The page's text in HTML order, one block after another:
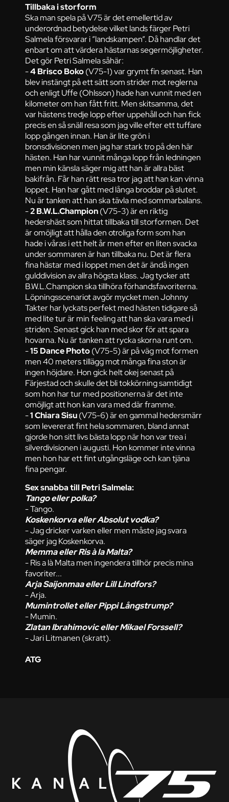
Tillbaka i storform
Ska man spela på V75 är det emellertid av
underordnad betydelse vilket lands färger Petri
Salmela försvarar i ”landskampen”. Då handlar det
enbart om att värdera hästarnas segermöjligheter.
Det gör Petri Salmela såhär:
-4 Brisco Boko(V75-1) var grymt fin senast. Han
blev instängt på ett sätt som strider mot reglerna
och enligt Uffe (Ohlsson) hade han vunnit med en
kilometer om han fått fritt. Men skitsamma, det
var hästens tredje lopp efter uppehåll och han fick
precis en så snäll resa som jag ville efter ett tuffare
lopp gången innan. Han är lite grön i
bronsdivisionen men jag har stark tro på den här
hästen. Han har vunnit många lopp från ledningen
men min känsla säger mig att han är allra bäst
bakifrån. Får han rätt resa tror jag att han kan vinna
loppet. Han har gått med långa broddar på slutet.
Nu är tanken att han ska tävla med sommarbalans.
-2 B.W.L.Champion(V75-3) är en riktig
hedershäst som hittat tillbaka till storformen. Det
är omöjligt att hålla den otroliga form som han
hade i våras i ett helt år men efter en liten svacka
under sommaren är han tillbaka nu. Det är flera
fina hästar med i loppet men det är ändå ingen
gulddivision av allra högsta klass. Jag tycker att
B.W.L.Champion ska tillhöra förhandsfavoriterna.
Löpningsscenariot avgör mycket men Johnny
Takter har lyckats perfekt med hästen tidigare så
med lite tur är min feeling att han ska vara med i
striden. Senast gick han med skor för att spara
hovarna. Nu är tanken att rycka skorna runt om.
-15 Dance Photo(V75-5) är på väg mot formen
men 40 meters tillägg mot många fina ston är
ingen höjdare. Hon gick helt okej senast på
Färjestad och skulle det bli tokkörning samtidigt
som hon har tur med positionerna är det inte
omöjligt att hon kan vara med där framme.
-1 Chiara Sisu(V75-6) är en gammal hedersmärr
som levererat fint hela sommaren, bland annat
gjorde hon sitt livs bästa lopp när hon var trea i
silverdivisionen i augusti. Hon kommer inte vinna
men hon har ett fint utgångsläge och kan tjäna
fina pengar.
Sex snabba till Petri Salmela:
Tango eller polka?
- Tango.
Koskenkorva eller Absolut vodka?
- Jag dricker varken eller men måste jag svara
säger jag Koskenkorva.
Memma eller Ris à la Malta?
- Ris a là Malta men ingendera tillhör precis mina
favoriter...
Arja Saijonmaa eller Lill Lindfors?
- Arja.
Mumintrollet eller Pippi Långstrump?
- Mumin.
Zlatan Ibrahimovic eller Mikael Forssell?
- Jari Litmanen (skratt).
ATG